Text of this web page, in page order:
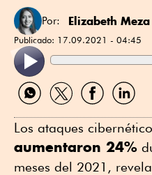
Por: Elizabeth
Publicado: 17.09.2021 - 04:45
Compartir
por
Compartir
por
Compartir
por
Compartir
por
Los ataques
aumentaron 24%
meses del 2021,